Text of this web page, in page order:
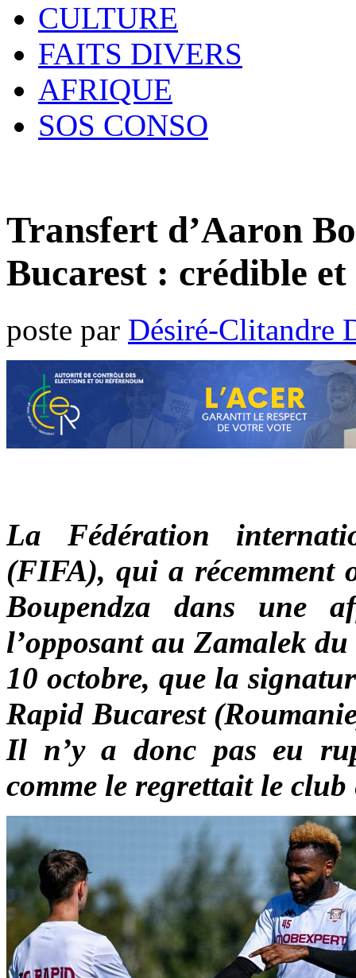
CULTURE
FAITS DIVERS
AFRIQUE
SOS CONSO
Transfert d’Aaron
Bucarest : crédible
poste par Désiré-Clitandre
La Fédération
(FIFA), qui a récemment
Boupendza dans une
l’opposant au Zamalek
10 octobre, que la
Rapid Bucarest
Il n’y a donc pas eu
comme le regrettait le